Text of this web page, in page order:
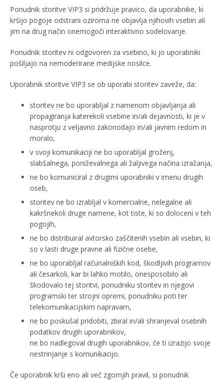
Ponudnik storitve VIP3 si pridržuje pravico, da uporabnike, ki
kršijo pogoje odstrani oziroma ne objavlja njihovih vsebin ali
jim na drug način onemogoči interaktivno sodelovanje.
Ponudnik storitev ni odgovoren za vsebino, ki jo uporabniki
pošiljajo na nemoderirane medijske nosilce.
Uporabnik storitve VIP3 se ob uporabi storitev zaveže, da:
storitev ne bo uporabljal z namenom objavljanja ali
propagiranja katerekoli vsebine in/ali dejavnosti, ki je v
nasprotju z veljavno zakonodajo in/ali javnim redom in
moralo,
v svoji komunikaciji ne bo uporabljal groženj,
slabšalnega, poniževalnega ali žaljivega načina izražanja,
ne bo komuniciral z drugimi uporabniki v imenu drugih
oseb,
storitev ne bo izrabljal v komercialne, nelegalne ali
kakršnekoli druge namene, kot tiste, ki so doloceni v teh
pogojih,
ne bo distribuiral avtorsko zaščitenih vsebin ali vsebin, ki
so v lasti druge pravne ali fizične osebe,
ne bo uporabljal računalniških kod, škodljivih programov
ali česarkoli, kar bi lahko motilo, onesposobilo ali
škodovalo tej storitvi, ponudniku storitev in njegovi
programski ter strojni opremi, ponudniku poti ter
telekomunikacijskim napravam,
ne bo poskušal pridobiti, zbiral in/ali shranjeval osebnih
podatkov drugih uporabnikov,
ne bo nadlegoval drugih uporabnikov, če ti izrazijo svoje
nestrinjanje s komunikacijo.
Če uporabnik krši eno ali več zgornjih pravil, si ponudnik